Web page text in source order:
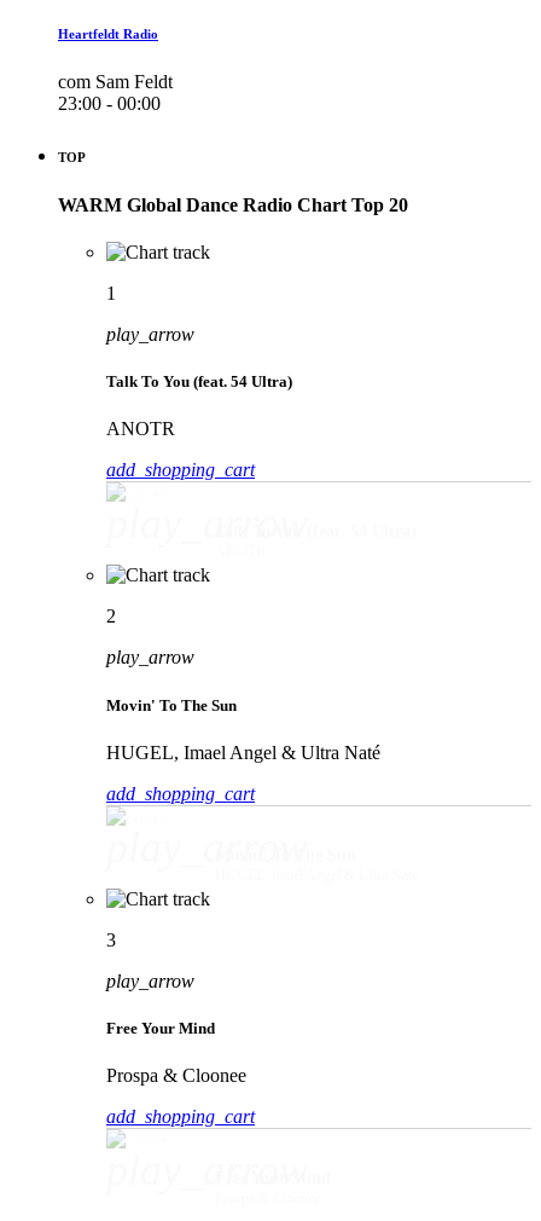
Heartfeldt Radio
com Sam Feldt
23:00 - 00:00
TOP
WARM Global Dance Radio Chart Top 20
1
play_arrow
Talk To You (feat. 54 Ultra)
ANOTR
add_shopping_cart
2
play_arrow
Movin' To The Sun
HUGEL, Imael Angel & Ultra Naté
add_shopping_cart
3
play_arrow
Free Your Mind
Prospa & Cloonee
add_shopping_cart